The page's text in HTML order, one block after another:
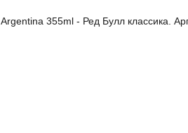
355ml - Ред Булл классика.